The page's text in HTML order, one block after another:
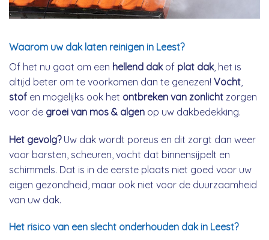
Waarom uw dak laten reinigen in Leest?
Of het nu gaat om een hellend dakof plat dak, het is
altijd beter om te voorkomen dan te genezen! Vocht
stof en mogelijks ook het ontbreken van zonlicht zorgen
voor de groei van mos & algen op uw dakbedekking.
Het gevolg?Uw dak wordt poreus en dit zorgt dan weer
voor barsten, scheuren, vocht dat binnensijpelt en
schimmels. Dat is in de eerste plaats niet goed voor uw
eigen gezondheid, maar ook niet voor de duurzaamheid
van uw dak.
Het risico van een slecht onderhouden dak in Leest?